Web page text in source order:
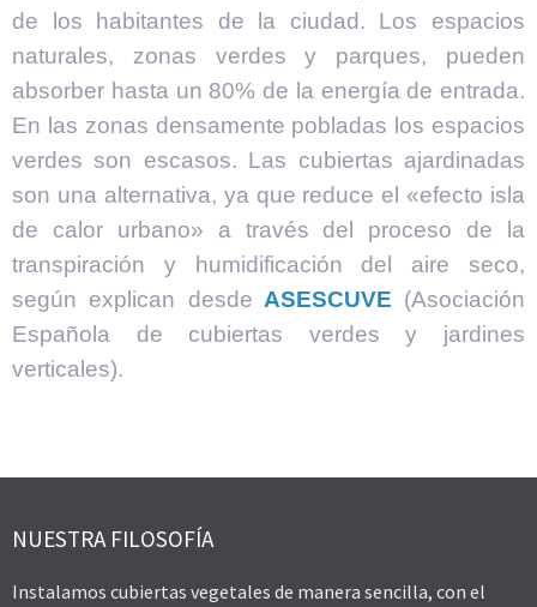
de los habitantes de la ciudad. Los espacios
naturales, zonas verdes y parques, pueden
absorber hasta un 80% de la energía de entrada.
En las zonas densamente pobladas los espacios
verdes son escasos. Las cubiertas ajardinadas
son una alternativa, ya que reduce el «efecto isla
de calor urbano» a través del proceso de la
transpiración y humidificación del aire seco,
según explican desde ASESCUVE (Asociación
Española de cubiertas verdes y jardines
verticales).
NUESTRA FILOSOFÍA
Instalamos cubiertas vegetales de manera sencilla, con el